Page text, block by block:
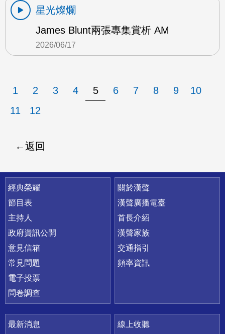
星光燦爛
James Blunt兩張專集賞析 AM
2026/06/17
1 2 3 4 5 6 7 8 9
10
11
12
返回
快速連結
經典榮耀
節目表
主持人
政府資訊公開
意見信箱
常見問題
電子投票
問卷調查
關於漢聲
漢聲廣播電臺
首長介紹
漢聲家族
交通指引
頻率資訊
最新消息
線上收聽